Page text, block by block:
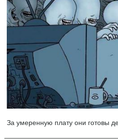
За умеренную плату они готовы